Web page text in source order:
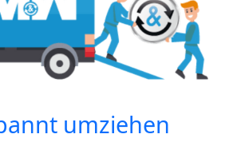
umziehen